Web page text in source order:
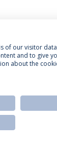
Termos &
Titular dos
Católica
of our visitor
and to give
about the